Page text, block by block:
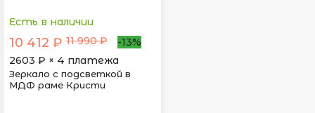
Есть в наличии
10 412 ₽ 11 990 ₽
-13%
2603 ₽ × 4 платежа
Зеркало с подсветкой в
МДФ раме Кристи